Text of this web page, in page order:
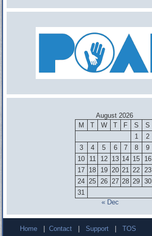
August 2026
M
T W T F S
S
1
2
3
4 5 6 7 8
9
10
11 12 13 14 15
16
17 18 19 20 21 22 23
24 25 26 27 28 29 30
31
« Dec
Home |Contact Support |TOS